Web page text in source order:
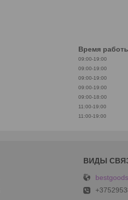
Время
09:00-19:00
09:00-19:00
09:00-19:00
09:00-19:00
09:00-18:00
11:00-19:00
11:00-19:00